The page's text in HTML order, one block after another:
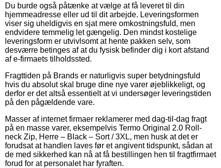
Du burde også påtænke at vælge at få leveret til din
hjemmeadresse eller ud til dit arbejde. Leveringsformen
viser sig uheldigvis en sjat mere omkostningsfuld, men
endvidere temmelig let gængelig. Den mindst kostelige
leveringsform er utvivlsomt at hente pakken selv, som
desværre betinges af at du fysisk befinder dig i kort afstand
af e-firmaets tilholdssted.
Fragttiden på Brands er naturligvis super betydningsfuld
hvis du absolut skal bruge dine nye varer øjeblikkeligt, og
derfor er det altså essentielt at vi undersøger leveringstiden
på den pågældende vare.
Masser af internet firmaer reklamerer med dag-til-dag fragt
på en masse varer, eksempelvis Termo Original 2.0 Roll-
neck Zip, Herre – Black – Sort / 3XL, men husk at det er
forudsat at handlen laves før et angivent tidspunkt, sådan at
de med sikkerhed kan nå at få bestillingen hen til fragtfirmaet
forud for at personalet har fyraften.